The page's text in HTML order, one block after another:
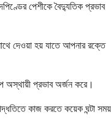
পেশীকে বৈদ্যুতিক প্রভাব
দেওয়া হয় যাতে আপনার রক্তে
অস্থায়ী প্রভাব অর্জন করে।
কাজ করতে কয়েক ঘন্টা সময়